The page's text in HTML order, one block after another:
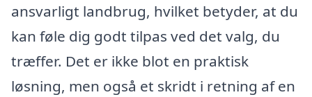
ansvarligt landbrug, hvilket betyder, at du
kan føle dig godt tilpas ved det valg, du
træffer. Det er ikke blot en praktisk
løsning, men også et skridt i retning af en